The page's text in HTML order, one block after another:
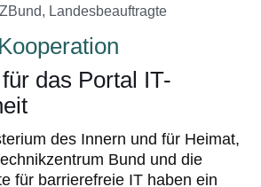
Landesbeauftragte
Kooperation
das Portal IT-
des Innern und für Heimat,
Bund und die
für barrierefreie IT haben ein